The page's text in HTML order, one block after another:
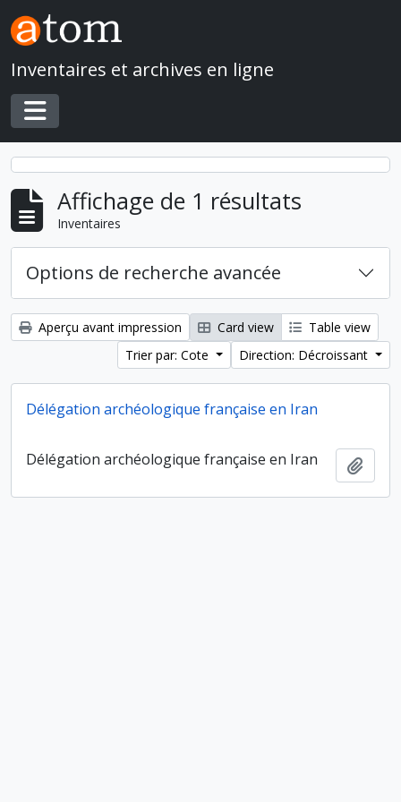
Skip to main content
Inventaires et archives en ligne
Toggle navigation
Affichage de 1 résultats
Inventaires
Options de recherche avancée
Aperçu avant impression Card view
Table view
Trier par: Cote
Direction: Décroissant
Délégation archéologique française en Iran
Délégation archéologique française en Iran